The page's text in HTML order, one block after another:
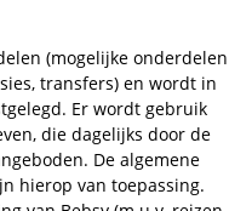
(mogelijke onderdelen
transfers) en wordt in
Er wordt gebruik
die dagelijks door de
De algemene
hierop van toepassing.